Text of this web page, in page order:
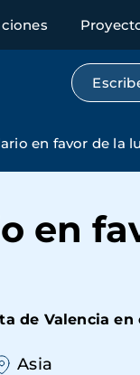
en favor de la
en
de Valencia
Asia